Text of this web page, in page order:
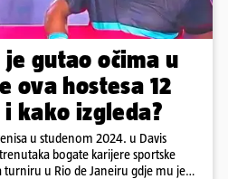
je gutao očima u
ova hostesa 12
kako izgleda?
u studenom 2024. u Davis
bogate karijere sportske
turniru u Rio de Janeiru gdje mu je